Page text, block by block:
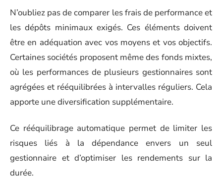
N’oubliez pas de comparer les frais de performance et
les dépôts minimaux exigés. Ces éléments doivent
être en adéquation avec vos moyens et vos objectifs.
Certaines sociétés proposent même des fonds mixtes,
où les performances de plusieurs gestionnaires sont
agrégées et rééquilibrées à intervalles réguliers. Cela
apporte une diversification supplémentaire.
Ce rééquilibrage automatique permet de limiter les
risques liés à la dépendance envers un seul
gestionnaire et d’optimiser les rendements sur la
durée.